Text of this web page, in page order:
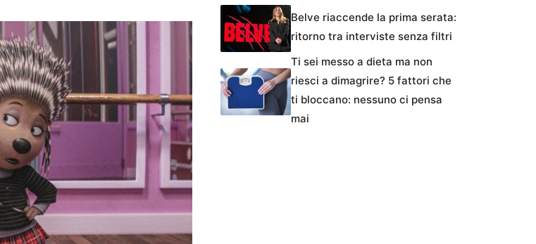
Belve riaccende la prima serata:
ritorno tra interviste senza filtri
Ti sei messo a dieta ma non
riesci a dimagrire? 5 fattori che
ti bloccano: nessuno ci pensa
mai